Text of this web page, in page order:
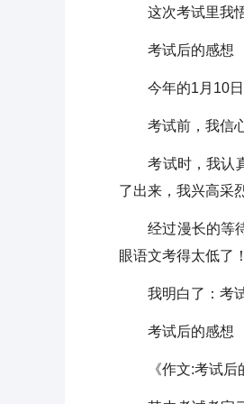
这次考试里我悟
考试后的感想
今年的1月10日
考试前，我信心
考试时，我认真
了出来，我兴高采
经过漫长的等待
眼语文考得太低了！
我明白了：考试
考试后的感想
《作文:考试后